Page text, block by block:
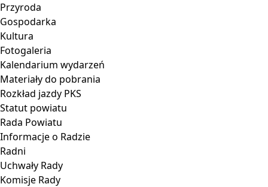
Przyroda
Gospodarka
Kultura
Fotogaleria
Kalendarium wydarzeń
Materiały do pobrania
Rozkład jazdy PKS
Statut powiatu
Rada Powiatu
Informacje o Radzie
Radni
Uchwały Rady
Komisje Rady